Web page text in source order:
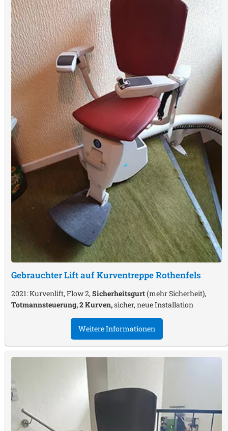
Gebrauchter Lift auf KurventreppeRothenfels
2021: Kurvenlift, Flow 2, Sicherheitsgurt(mehr Sicherheit),
Totmannsteuerung, 2 Kurven,sicher, neue Installation
Weitere Informationen